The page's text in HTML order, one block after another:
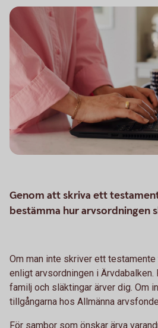
Genom att skriva ett
bestämma hur arvsordningen
Om man inte skriver ett
enligt arvsordningen i
familj och släktingar ärver dig. Om
tillgångarna hos Allmänna
För sambor som önskar ärva